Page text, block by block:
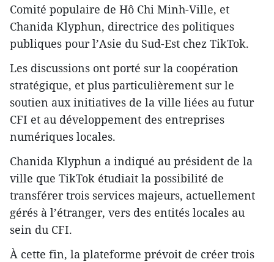
Comité populaire de Hô Chi Minh-Ville, et
Chanida Klyphun, directrice des politiques
publiques pour l’Asie du Sud-Est chez TikTok.
Les discussions ont porté sur la coopération
stratégique, et plus particulièrement sur le
soutien aux initiatives de la ville liées au futur
CFI et au développement des entreprises
numériques locales.
Chanida Klyphun a indiqué au président de la
ville que TikTok étudiait la possibilité de
transférer trois services majeurs, actuellement
gérés à l’étranger, vers des entités locales au
sein du CFI.
À cette fin, la plateforme prévoit de créer trois